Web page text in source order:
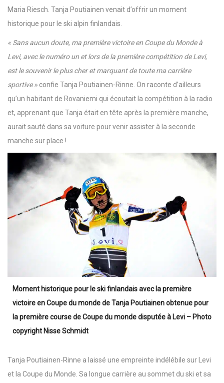
Maria Riesch. Tanja Poutiainen venait d’offrir un moment
historique pour le ski alpin finlandais.
« Sans aucun doute, ma première victoire en Coupe du Monde à
Levi, avec le numéro un et lors de la première compétition de Levi,
est le souvenir le plus cher et marquant de toute ma carrière
sportive » confie Tanja Poutiainen-Rinne. On raconte d’ailleurs
qu’un habitant de Rovaniemi qui écoutait la compétition à la radio
et, apprenant que Tanja était en tête après la première manche,
aurait sauté dans sa voiture pour venir assister à la seconde
manche sur place !
Moment historique pour le ski finlandais avec la première
victoire en Coupe du monde de Tanja Poutiainen obtenue pour
la première course de Coupe du monde disputée à Levi – Photo
copyright Nisse Schmidt
Tanja Poutiainen-Rinne a laissé une empreinte indélébile sur Levi
et la Coupe du Monde. Sa longue carrière au sommet du ski et sa